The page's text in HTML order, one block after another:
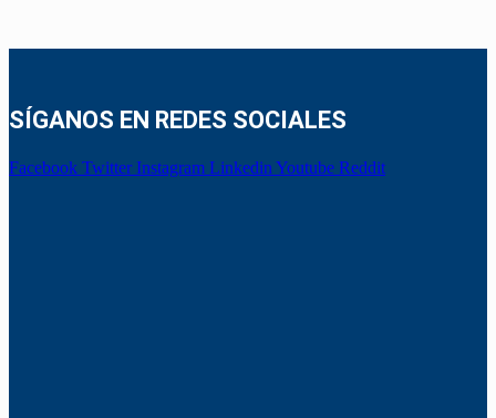
SÍGANOS EN REDES SOCIALES
Facebook Twitter Instagram Linkedin Youtube Reddit